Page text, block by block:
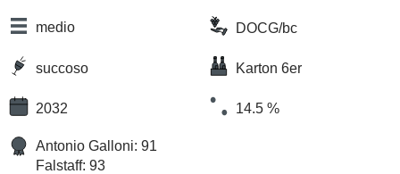
medio DOCG/bc
succoso Karton 6er
2032 14.5 %
Antonio Galloni: 91
Falstaff: 93